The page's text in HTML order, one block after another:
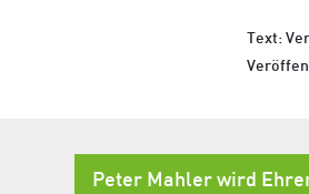
Text:
Peter Mahler wird